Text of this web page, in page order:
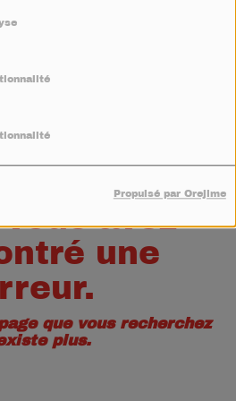
Propulsé par Orejime
avez
une
que vous recherchez
plus.